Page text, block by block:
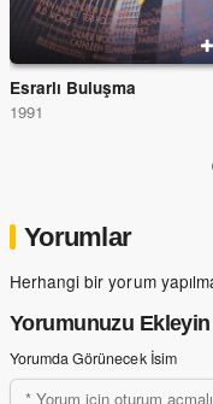
Esrarlı Buluşma
1991
Yorumlar
Herhangi bir yorum
Yorumunuzu Ekleyin
Yorumda Görünecek İsim